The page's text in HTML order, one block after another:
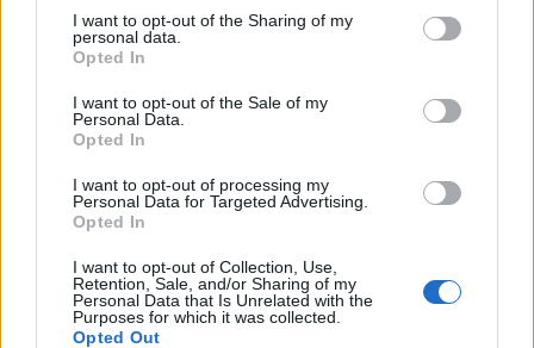
I want to opt-out of the Sharing of my
personal data.
Opted In
I want to opt-out of the Sale of my
Personal Data.
Opted In
I want to opt-out of processing my
Personal Data for Targeted Advertising.
Opted In
I want to opt-out of Collection, Use,
Retention, Sale, and/or Sharing of my
Personal Data that Is Unrelated with the
Purposes for which it was collected.
Opted Out
10 tanács, ha jobban akarod érezni magad
a hétköznapokban